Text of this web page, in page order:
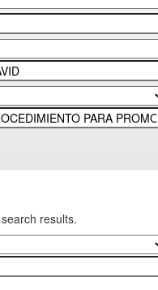
results.